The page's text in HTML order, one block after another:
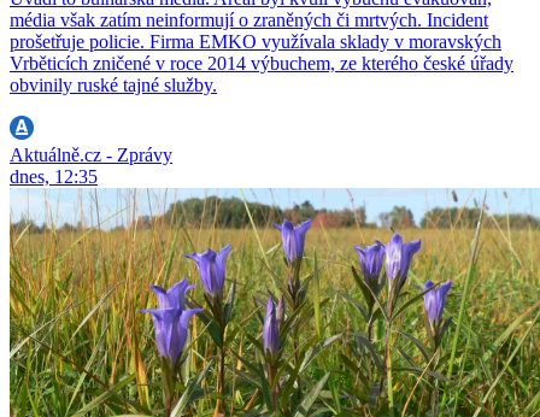
média však zatím neinformují o zraněných či mrtvých. Incident
prošetřuje policie. Firma EMKO využívala sklady v moravských
Vrběticích zničené v roce 2014 výbuchem, ze kterého české úřady
obvinily ruské tajné služby.
Aktuálně.cz - Zprávy
dnes, 12:35